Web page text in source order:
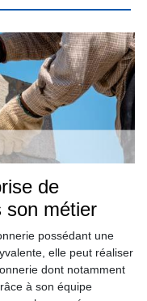
de
son métier
possédant une
elle peut réaliser
dont notamment
à son équipe